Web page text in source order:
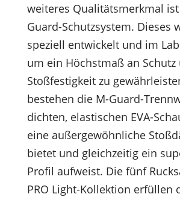
weiteres Qualitätsmerkmal
Guard-Schutzsystem. Dieses
speziell entwickelt und im
um ein Höchstmaß an Schutz
Stoßfestigkeit zu
bestehen die M-Guard-
dichten, elastischen EVA-
eine außergewöhnliche
bietet und gleichzeitig ein
Profil aufweist. Die fünf
PRO Light-Kollektion erfüllen